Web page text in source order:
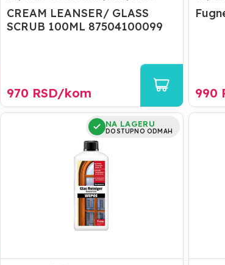
CREAM LEANSER/ GLASS
SCRUB 100ML 87504100099
970 RSD/kom 990
WEPOS
NA LAGERU
DOSTUPNO ODMAH
Čistač